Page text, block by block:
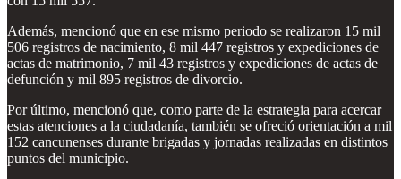
Además, mencionó que en ese mismo periodo se realizaron 15 mil
506 registros de nacimiento, 8 mil 447 registros y expediciones de
actas de matrimonio, 7 mil 43 registros y expediciones de actas de
defunción y mil 895 registros de divorcio.
Por último, mencionó que, como parte de la estrategia para acercar
estas atenciones a la ciudadanía, también se ofreció orientación a mil
152 cancunenses durante brigadas y jornadas realizadas en distintos
puntos del municipio.